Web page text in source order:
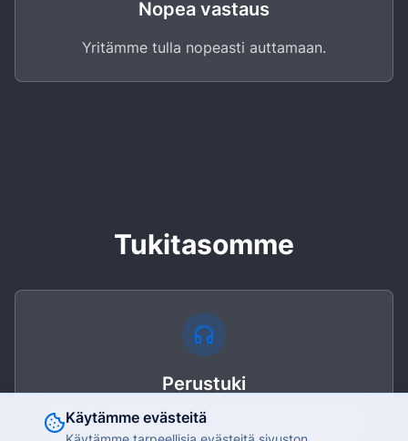
Käytämme evästeitä
Nopea vastaus
Yritämme tulla nopeasti auttamaan.
Tukitasomme
Perustuki
Puhelintuki arkipäivinä 08-17. Etädiagnostiikka